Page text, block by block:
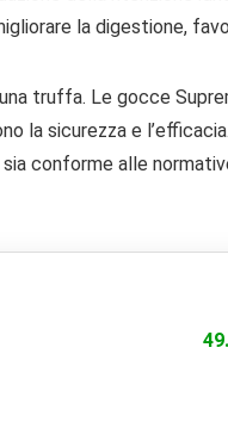
la digestione,
truffa. Le gocce
la sicurezza e
conforme alle